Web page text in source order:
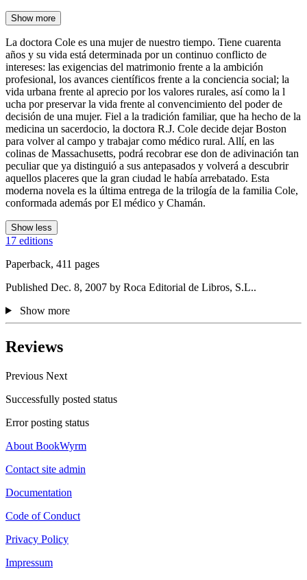
Show more
La doctora Cole es una mujer de nuestro tiempo. Tiene cuarenta
años y su vida está determinada por un continuo conflicto de
intereses: las exigencias del matrimonio frente a la ambición
profesional, los avances científicos frente a la conciencia social; la
vida urbana frente al aprecio por los valores rurales, así como la l
ucha por preservar la vida frente al convencimiento del poder de
decisión de una mujer. Fiel a la tradición familiar, que ha hecho de la
medicina un sacerdocio, la doctora R.J. Cole decide dejar Boston
para volver al campo y trabajar como médico rural. Allí, en las
colinas de Massachusetts, podrá recobrar ese don de adivinación tan
peculiar que ya distinguió a sus antepasados y volverá a descubrir
aquellos placeres que la gran ciudad le había arrebatado. Esta
moderna novela es la última entrega de la trilogía de la familia Cole,
conformada además por El médico y Chamán.
Show less
17 editions
Paperback, 411 pages
Published Dec. 8, 2007 by Roca Editorial de Libros, S.L..
Show more
Reviews
Previous Next
Successfully posted status
Error posting status
About BookWyrm
Contact site admin
Documentation
Code of Conduct
Privacy Policy
Impressum